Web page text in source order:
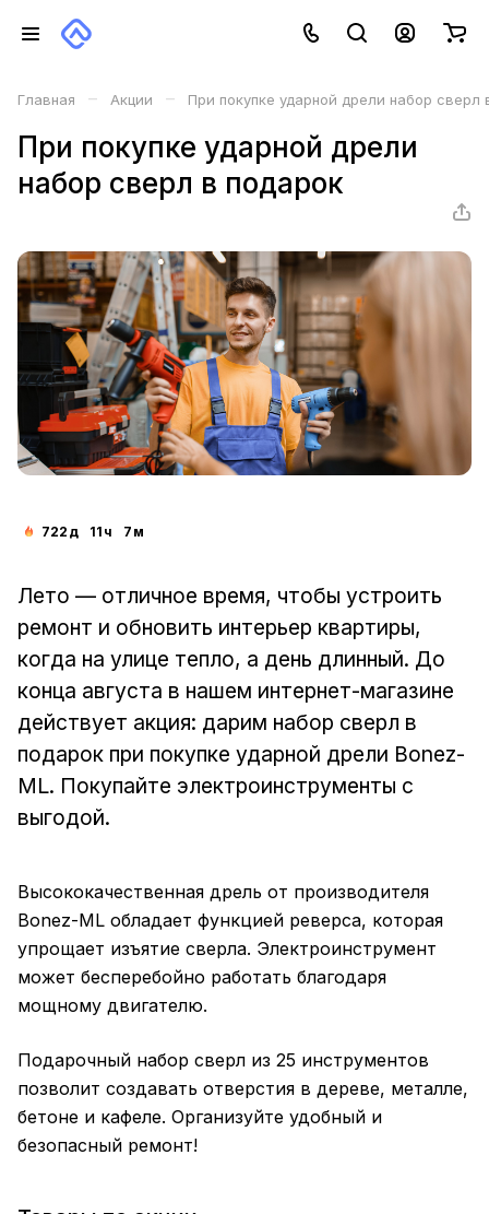
Главная – Акции – При покупке ударной дрели набор сверл
При покупке ударной дрели
набор сверл в подарок
722 д 11 ч 7 м
Лето — отличное время, чтобы устроить
ремонт и обновить интерьер квартиры,
когда на улице тепло, а день длинный. До
конца августа в нашем интернет-магазине
действует акция: дарим набор сверл в
подарок при покупке ударной дрели Bonez-
ML. Покупайте электроинструменты с
выгодой.
Высококачественная дрель от производителя
Bonez-ML обладает функцией реверса, которая
упрощает изъятие сверла. Электроинструмент
может бесперебойно работать благодаря
мощному двигателю.
Подарочный набор сверл из 25 инструментов
позволит создавать отверстия в дереве, металле,
бетоне и кафеле. Организуйте удобный и
безопасный ремонт!